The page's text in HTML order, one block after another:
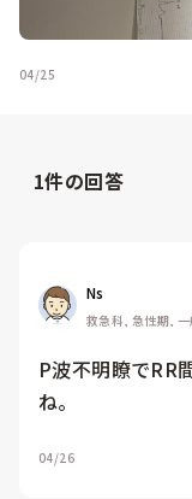
04/25
1件の回答
Ns
救急科, 急性期,
P波不明瞭でRR
ね。
04/26